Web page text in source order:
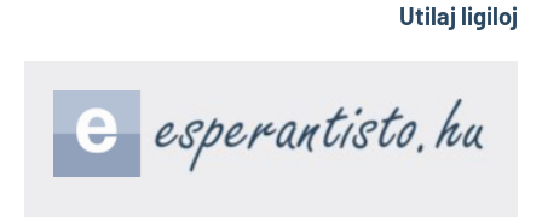
afiŝoj
Utilaj ligiloj